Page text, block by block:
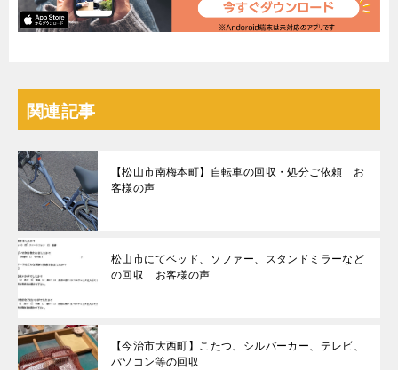
関連記事
【松山市南梅本町】自転車の回収・処分ご依頼 お
客様の声
松山市にてベッド、ソファー、スタンドミラーなど
の回収 お客様の声
【今治市大西町】こたつ、シルバーカー、テレビ、
パソコン等の回収